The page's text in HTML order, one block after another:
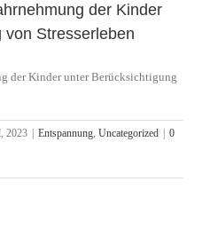
der Kinder
von Stresserleben
der Kinder unter Berücksichtigung
2023 Entspannung, Uncategorized
0